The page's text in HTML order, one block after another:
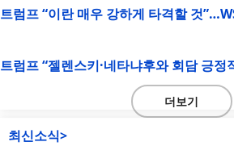
트럼프 “이란 매우 강하게 타격할 것
트럼프 “젤렌스키·네타냐후와 회담 긍정
더보기
최신소식>